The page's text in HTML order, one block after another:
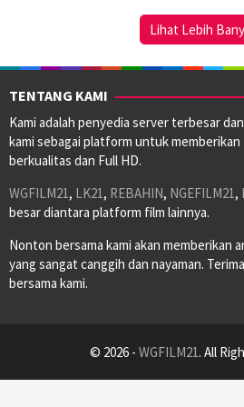
2023
Lihat Lebih
TENTANG KAMI
Kami adalah penyedia server terbesar
kami sebagai platform untuk
berkualitas dan Full HD.
WGFILM21, LK21, REBAHIN, NGEFILM21,
besar diantara platform film lainnya.
Nonton bersama kami akan memberikan
yang sangat canggih dan nayaman.
bersama kami.
© 2026 - WGFILM21. All